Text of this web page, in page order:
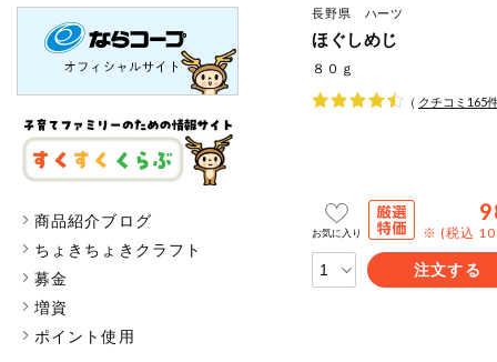
商品紹介ブログ
ちょきちょきクラフト
募金
増資
ポイント使用
長野県 ハーツ
ほぐしめじ
８０ｇ
（ クチコミ 165
お気に入り ※ (税込
注文する